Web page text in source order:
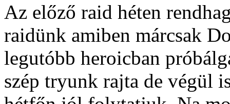
Az előző raid héten
raidünk amiben márcsak
legutóbb heroicban
szép tryunk rajta de végül